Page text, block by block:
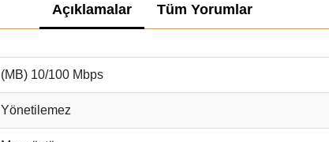
Açıklamalar Tüm Yorumlar
(MB) 10/100 Mbps
Yönetilemez